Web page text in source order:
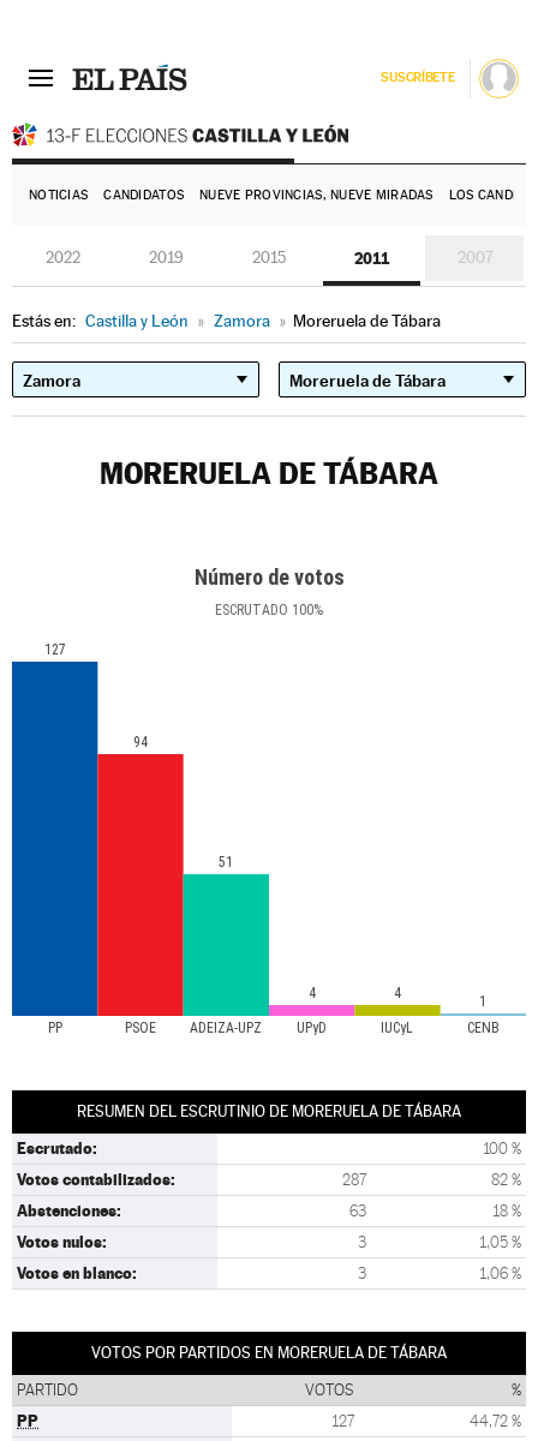
SUSCRÍBETE
NOTICIAS CANDIDATOS NUEVE PROVINCIAS, NUEVE MIRADAS LOS
2022 2019 2015 2011 2007
Estás en: Castilla y León » Zamora » Moreruela de Tábara
MORERUELA DE TÁBARA
Número de votos
ESCRUTADO 100%
PP PSOE ADEIZA-UPZ UPyD IUCyL CENB
127
94
51
4 4 1
RESUMEN DEL ESCRUTINIO DE MORERUELA DE TÁBARA
Escrutado: 100 %
Votos contabilizados: 287 82 %
Abstenciones: 63 18 %
Votos nulos: 3 1,05 %
Votos en blanco: 3 1,06 %
VOTOS POR PARTIDOS EN MORERUELA DE TÁBARA
PARTIDO VOTOS %
PP 127 44,72 %